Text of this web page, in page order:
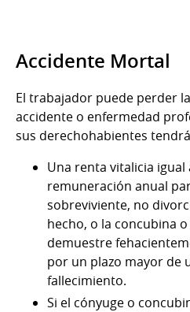
Accidente Mortal
El trabajador puede perder
accidente o enfermedad
sus derechohabientes
Una renta vitalicia igual
remuneración anual
sobreviviente, no
hecho, o la concubina
demuestre
por un plazo mayor de
fallecimiento.
Si el cónyuge o